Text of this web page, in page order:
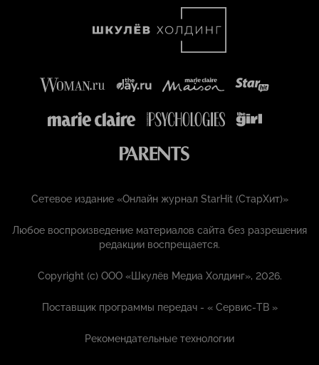
Сетевое издание «Онлайн журнал StarHit (СтарХит)»
Любое воспроизведение материалов сайта без разрешения
редакции воспрещается.
Copyright (с) ООО «Шкулёв Медиа Холдинг», 2026.
Поставщик программы передач - «Сервис-ТВ »
Рекомендательные технологии